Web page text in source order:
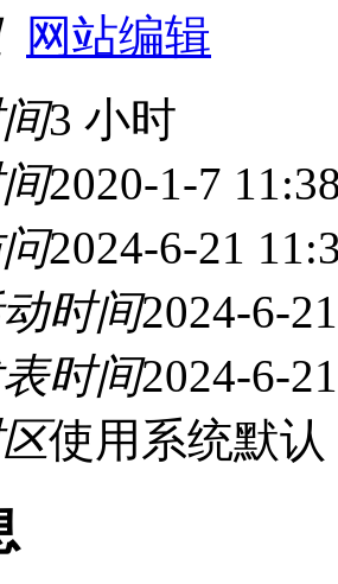
网站编辑
3 小时
2020-1-7
2024-6-21
动时间2024-6-
表时间2024-6-
使用系统默认